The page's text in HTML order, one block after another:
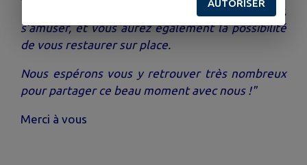
. Les enfants pourront venir jouer,
s’amuser, et vous aurez également la possibilité
de vous restaurer sur place.
Nous espérons vous y retrouver très nombreux
pour partager ce beau moment avec nous !"
Merci à vous
AUTORISER